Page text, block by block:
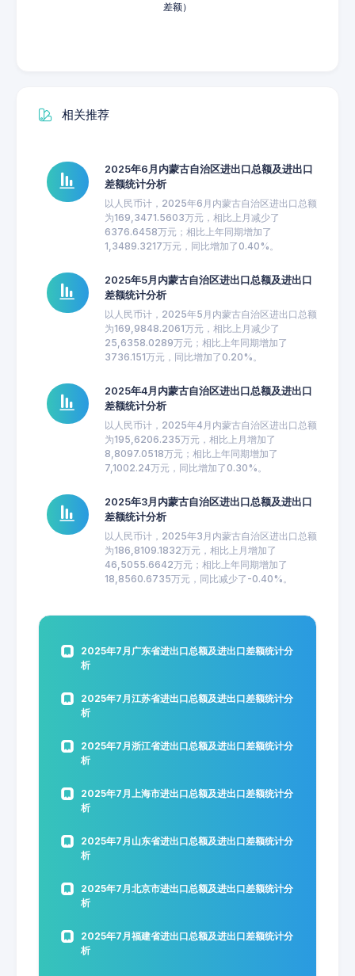
差额）
相关推荐
2025年6月内蒙古自治区进出口总额及进出口
差额统计分析
以人民币计，2025年6月内蒙古自治区进出口总额
为169,3471.5603万元，相比上月减少了
6376.6458万元；相比上年同期增加了
1,3489.3217万元，同比增加了0.40%。
2025年5月内蒙古自治区进出口总额及进出口
差额统计分析
以人民币计，2025年5月内蒙古自治区进出口总额
为169,9848.2061万元，相比上月减少了
25,6358.0289万元；相比上年同期增加了
3736.151万元，同比增加了0.20%。
2025年4月内蒙古自治区进出口总额及进出口
差额统计分析
以人民币计，2025年4月内蒙古自治区进出口总额
为195,6206.235万元，相比上月增加了
8,8097.0518万元；相比上年同期增加了
7,1002.24万元，同比增加了0.30%。
2025年3月内蒙古自治区进出口总额及进出口
差额统计分析
以人民币计，2025年3月内蒙古自治区进出口总额
为186,8109.1832万元，相比上月增加了
46,5055.6642万元；相比上年同期增加了
18,8560.6735万元，同比减少了-0.40%。
2025年7月广东省进出口总额及进出口差额统计分
析
2025年7月江苏省进出口总额及进出口差额统计分
析
2025年7月浙江省进出口总额及进出口差额统计分
析
2025年7月上海市进出口总额及进出口差额统计分
析
2025年7月山东省进出口总额及进出口差额统计分
析
2025年7月北京市进出口总额及进出口差额统计分
析
2025年7月福建省进出口总额及进出口差额统计分
析